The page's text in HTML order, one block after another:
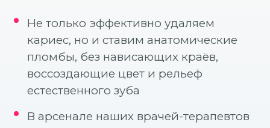
ОСОБЫЕ УСЛОВИЯ
ХИРУРГИЧЕСКАЯ СТОМАТОЛОГИЯ
Не только эффективно удаляем
кариес, но и ставим анатомические
пломбы, без нависающих краёв,
воссоздающие цвет и рельеф
естественного зуба
В арсенале наших врачей-терапевтов